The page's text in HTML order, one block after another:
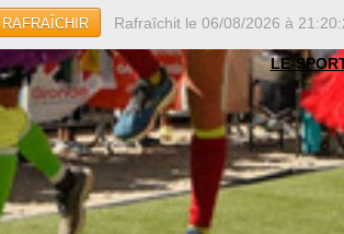
RAFRAÎCHIR Rafraîchit le 06/08/2026 à
LE-